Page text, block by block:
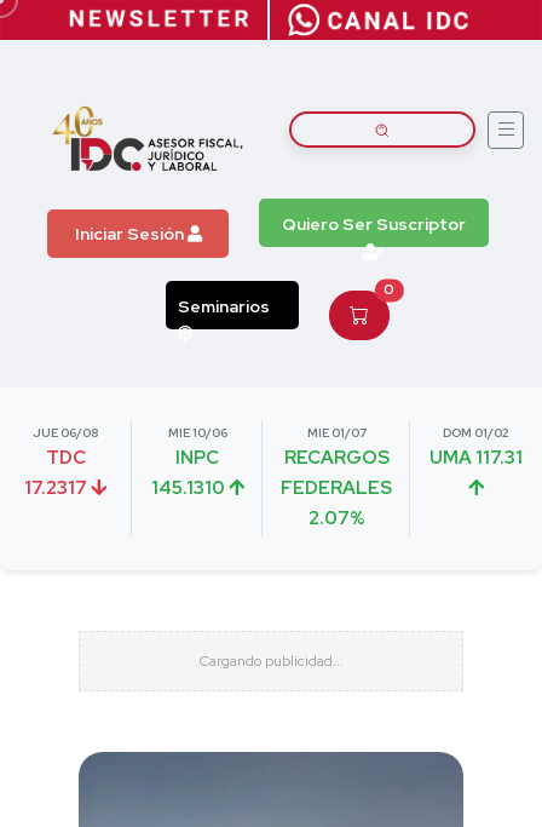
Iniciar Sesión Quiero Ser Suscriptor
Seminarios
0
JUE 06/08
TDC
17.2317
MIE 10/06
INPC
145.1310
MIE 01/07
RECARGOS
FEDERALES
2.07%
DOM 01/02
UMA 117.31